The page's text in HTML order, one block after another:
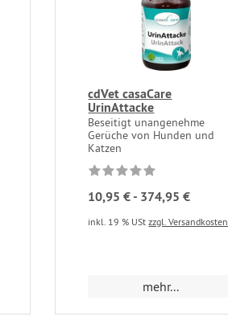
cdVet casaCare
UrinAttacke
Beseitigt unangenehme
Gerüche von Hunden und
Katzen
10,95 € - 374,95 €
inkl. 19 % UStzzgl. Versandkosten
mehr...